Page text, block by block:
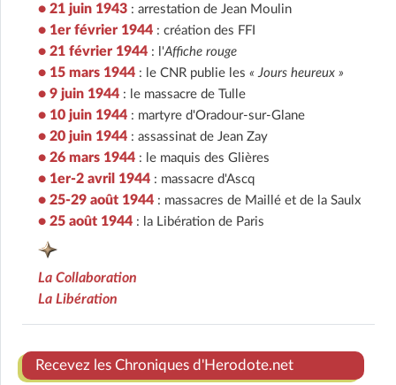
• 21 juin 1943 : arrestation de Jean Moulin
• 1er février 1944 : création des FFI
• 21 février 1944 : l'Affiche rouge
• 15 mars 1944 : le CNR publie les « Jours heureux »
• 9 juin 1944 : le massacre de Tulle
• 10 juin 1944 : martyre d'Oradour-sur-Glane
• 20 juin 1944 : assassinat de Jean Zay
• 26 mars 1944 : le maquis des Glières
• 1er-2 avril 1944 : massacre d'Ascq
• 25-29 août 1944 : massacres de Maillé et de la Saulx
• 25 août 1944 : la Libération de Paris
La Collaboration
La Libération
Recevez les Chroniques d'Herodote.net